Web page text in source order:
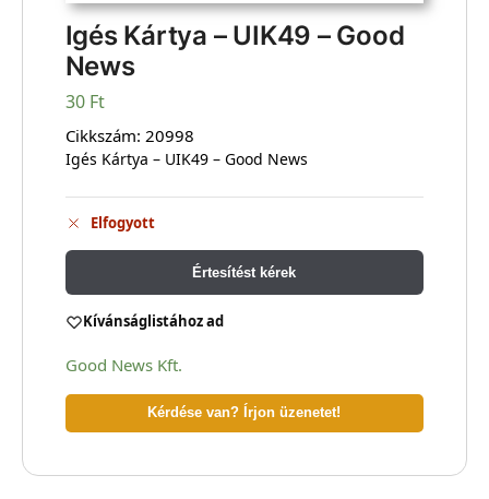
Igés Kártya – UIK49 – Good
News
30 Ft
Cikkszám: 20998
Igés Kártya – UIK49 – Good News
Elfogyott
Értesítést kérek
Kívánságlistához ad
Good News Kft.
Kérdése van? Írjon üzenetet!